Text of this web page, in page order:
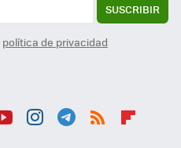
SUSCRIBIR
política de privacidad